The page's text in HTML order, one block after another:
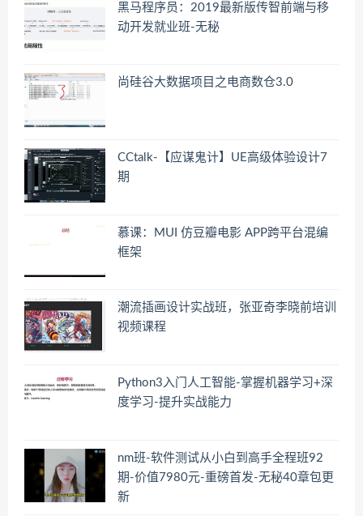
黑马程序员：2019最新版传智前端与移
动开发就业班-无秘
尚硅谷大数据项目之电商数仓3.0
CCtalk-【应谋鬼计】UE高级体验设计7
期
慕课：MUI 仿豆瓣电影 APP跨平台混编
框架
潮流插画设计实战班，张亚奇李晓前培训
视频课程
Python3入门人工智能-掌握机器学习+深
度学习-提升实战能力
nm班-软件测试从小白到高手全程班92
期-价值7980元-重磅首发-无秘40章包更
新